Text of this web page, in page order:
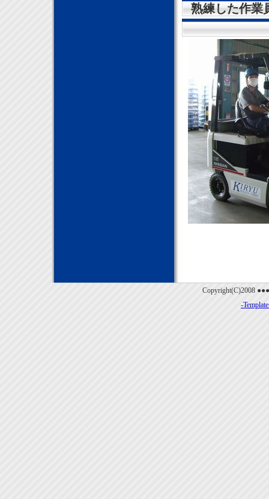
熟練した作業
Copyright(C)2008
-